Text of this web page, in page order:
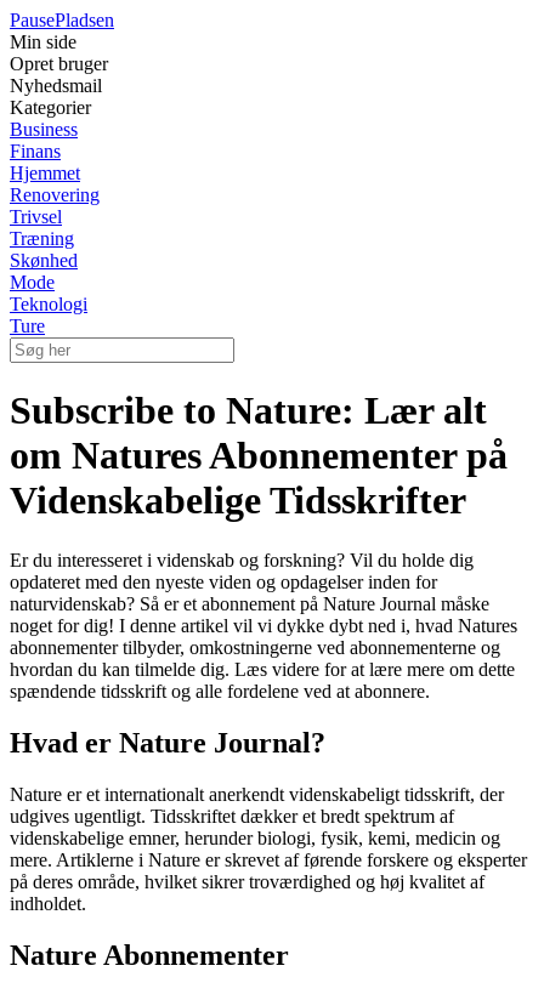
PausePladsen
Min side
Opret bruger
Nyhedsmail
Kategorier
Business
Finans
Hjemmet
Renovering
Trivsel
Træning
Skønhed
Mode
Teknologi
Ture
Subscribe to Nature: Lær alt
om Natures Abonnementer på
Videnskabelige Tidsskrifter
Er du interesseret i videnskab og forskning? Vil du holde dig
opdateret med den nyeste viden og opdagelser inden for
naturvidenskab? Så er et abonnement på Nature Journal måske
noget for dig! I denne artikel vil vi dykke dybt ned i, hvad Natures
abonnementer tilbyder, omkostningerne ved abonnementerne og
hvordan du kan tilmelde dig. Læs videre for at lære mere om dette
spændende tidsskrift og alle fordelene ved at abonnere.
Hvad er Nature Journal?
Nature er et internationalt anerkendt videnskabeligt tidsskrift, der
udgives ugentligt. Tidsskriftet dækker et bredt spektrum af
videnskabelige emner, herunder biologi, fysik, kemi, medicin og
mere. Artiklerne i Nature er skrevet af førende forskere og eksperter
på deres område, hvilket sikrer troværdighed og høj kvalitet af
indholdet.
Nature Abonnementer